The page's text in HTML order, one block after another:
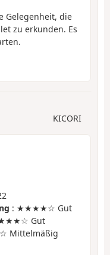
Gelegenheit, die
zu erkunden. Es
KICORI
: ★★★★☆ Gut
Gut
Mittelmäßig